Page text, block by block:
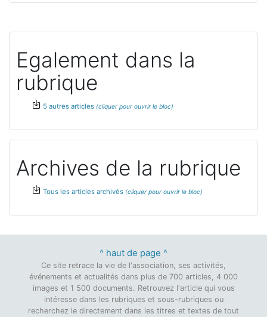
Egalement dans la
rubrique
5 autres articles
Archives de la rubrique
Tous les articles archivés
^ haut de page ^
Ce site retrace la vie de l'association, ses activités,
événements et actualités dans plus de 700 articles, 4 000
images et 1 500 documents. Retrouvez l'article qui vous
intéresse dans les rubriques et sous-rubriques ou
recherchez le directement dans les titres et textes de tout